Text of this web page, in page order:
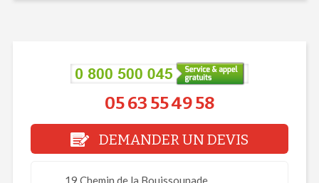
05 63 55 49 58
DEMANDER UN DEVIS